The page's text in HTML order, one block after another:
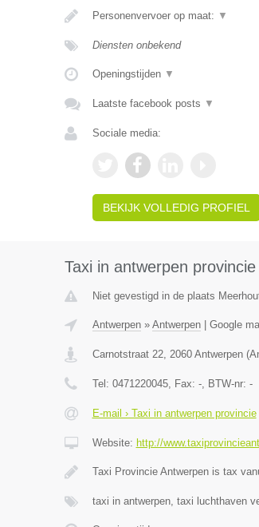
Personenvervoer op maat: ▼
Diensten onbekend
Openingstijden ▼
Laatste facebook posts ▼
Sociale media:
BEKIJK VOLLEDIG PROFIEL
Taxi in antwerpen provincie
Niet gevestigd in de plaats
Antwerpen» Antwerpen| Google
Carnotstraat 22, 2060 Antwerpen(
Tel: 0471220045, Fax: -, BTW-nr: -
E-mail › Taxi in antwerpen provincie
Website: http://
Taxi Provincie Antwerpen is tax
taxi in antwerpen, taxi luchthaven